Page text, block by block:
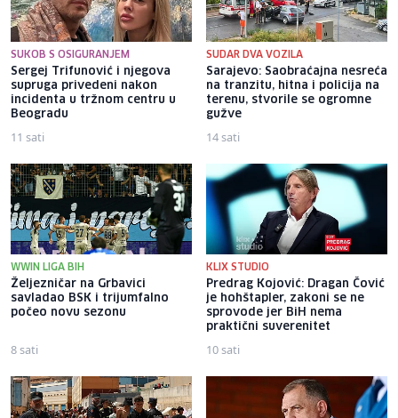
SUKOB S OSIGURANJEM
Sergej Trifunović i njegova
supruga privedeni nakon
incidenta u tržnom centru u
Beogradu
11 sati
SUDAR DVA VOZILA
Sarajevo: Saobraćajna nesreća
na tranzitu, hitna i policija na
terenu, stvorile se ogromne
gužve
14 sati
WWIN LIGA BIH
Željezničar na Grbavici
savladao BSK i trijumfalno
počeo novu sezonu
8 sati
KLIX STUDIO
Predrag Kojović: Dragan Čović
je hohštapler, zakoni se ne
sprovode jer BiH nema
praktični suverenitet
10 sati